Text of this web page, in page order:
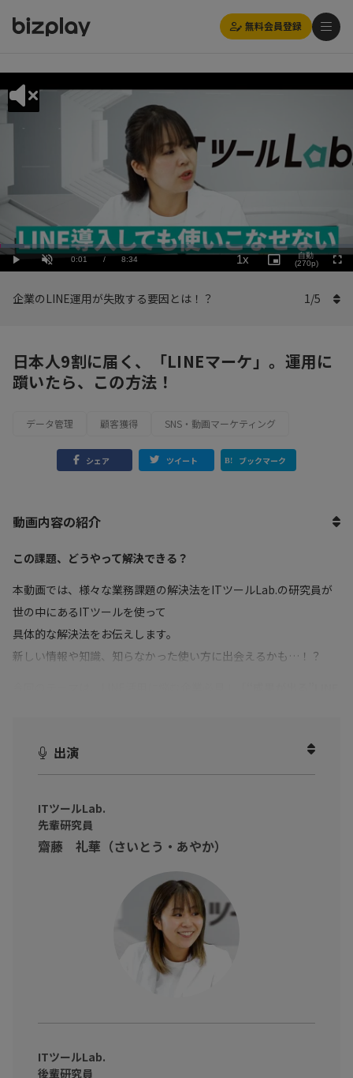
無料会員登録
Play UnmuteCurrent
0:01 / Duration
8:34
Loaded:
7.01%
1x
Playback
Rate
Picture-
in-
自動
(270p)
企業のLINE運用が失敗する要因とは！？ 1/5
日本人9割に届く、「LINEマーケ」。運用に
躓いたら、この方法！
データ管理 顧客獲得 SNS・動画マーケティング
シェア ツイート ブックマーク
動画内容の紹介
この課題、どうやって解決できる？
本動画では、様々な業務課題の解決法をITツールLab.の研究員が
世の中にあるITツールを使って
具体的な解決法をお伝えします。
新しい情報や知識、知らなかった使い方に出会えるかも…！？
LINEを使ったキャンペーン、うまく成果につながっていますか？
「一斉配信で反応が薄い」「運用の手が回らない」など、LINE公
でも、実は簡単な設定とデータ連携で、成果が大きく変わるんで
本動画では、ITツールLab.の先輩・後輩研究員が、実際にLINE公
式アカウントのマーケティングツール『クウゼン』を使い、成果
につながるLINE活用法をわかりやすくご紹介します！
出演
ITツールLab.
先輩研究員
齋藤 礼華（さいとう・あやか）
ITツールLab.
後輩研究員